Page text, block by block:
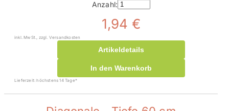
Anzahl:
1,94 €
inkl. MwSt., zzgl. Versandkosten
Artikeldetails
In den Warenkorb
Lieferzeit: höchstens 14 Tage*